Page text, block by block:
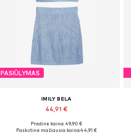
PASIŪLYMAS
IMILY BELA
44,91 €
Galimi dydžiai: 36, 38, 40, 42
Pradinė kaina: 49,90 €
Paskutinė mažiausia kaina:44,91 €